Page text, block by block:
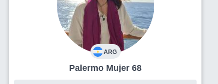
ARG
Palermo Mujer 68